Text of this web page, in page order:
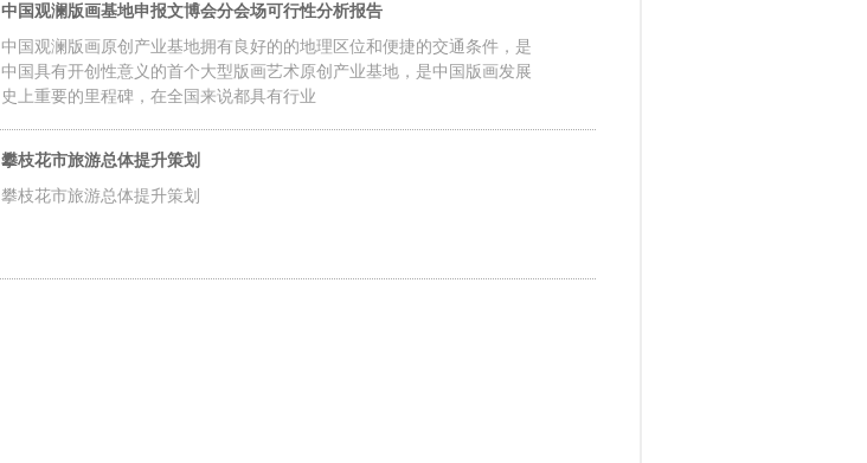
中国观澜版画基地申报文博会分会场可行性分析报告
中国观澜版画原创产业基地拥有良好的的地理区位和便捷的交通条件，是
中国具有开创性意义的首个大型版画艺术原创产业基地，是中国版画发展
史上重要的里程碑，在全国来说都具有行业
攀枝花市旅游总体提升策划
攀枝花市旅游总体提升策划